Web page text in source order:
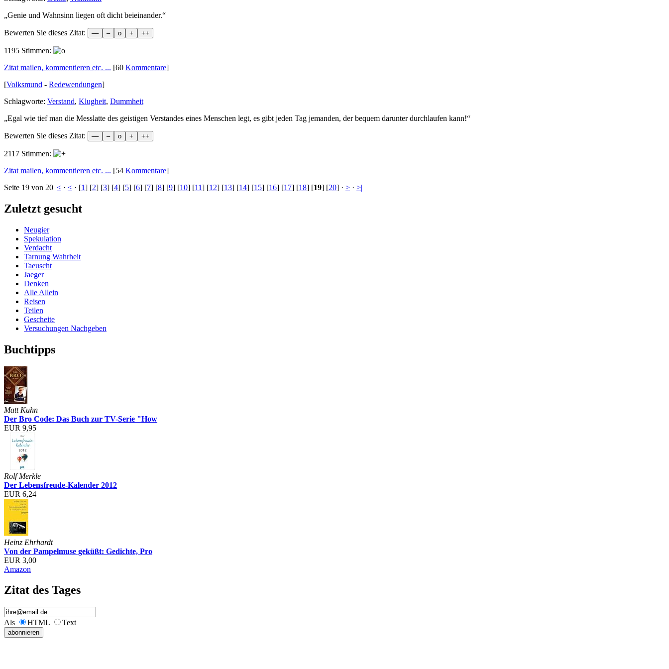
„Genie und Wahnsinn liegen oft dicht beieinander.“
Bewerten Sie dieses Zitat:
1195 Stimmen:
Zitat mailen, kommentieren etc. ... [60 Kommentare]
[Volksmund - Redewendungen]
Schlagworte: Verstand, Klugheit, Dummheit
„Egal wie tief man die Messlatte des geistigen Verstandes eines Menschen legt, es gibt jeden Tag jemanden, der bequem darunter durchlaufen kann!“
Bewerten Sie dieses Zitat:
2117 Stimmen:
Zitat mailen, kommentieren etc. ... [54 Kommentare]
Seite 19 von 20 |< · < · [1] [2] [3] [4] [5] [6] [7] [8] [9] [10] [11] [12] [13] [14] [15] [16] [17] [18] [19] [20] · > · >|
Zuletzt gesucht
Neugier
Spekulation
Verdacht
Tarnung Wahrheit
Taeuscht
Jaeger
Denken
Alle Allein
Reisen
Teilen
Gescheite
Versuchungen Nachgeben
Buchtipps
Matt Kuhn
Der Bro Code: Das Buch zur TV-Serie "How
EUR 9,95
Rolf Merkle
Der Lebensfreude-Kalender 2012
EUR 6,24
Heinz Ehrhardt
Von der Pampelmuse geküßt: Gedichte, Pro
EUR 3,00
Amazon
Zitat des Tages
Als HTML Text